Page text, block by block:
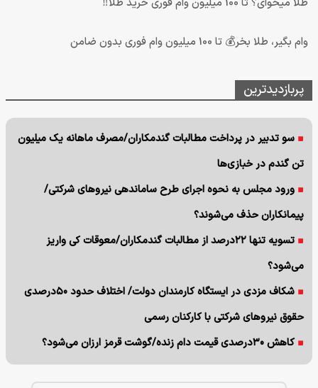
وام بگیر، طلا بخر💰 تا 100 میلیون وام فوری بدون ضامن
پربازدیدترین
سو تدبیر در پرداخت مطالبات گندمکاران/مصرف ماهانه یک میلیون
تن گندم در خبازی‌ها
ورود مجلس به نحوه اجرای طرح ساماندهی نیروهای شرکتی/
پیمانکاران حذف می‌شوند؟
تسویه تنها ۲۲درصد از مطالبات گندمکاران/معوقات کی واریز
می‌شود؟
شکاف مزدی در ایستگاه کارمندان دولت/ اختلاف حدود ۵۰درصدی
حقوق نیروهای شرکتی با کارکنان رسمی
کاهش ۳۰درصدی قیمت دام زنده/گوشت قرمز ارزان می‌شود؟